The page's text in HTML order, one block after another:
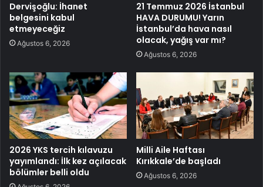
Dervişoğlu: İhanet
belgesini kabul
etmeyeceğiz
Ağustos 6, 2026
21 Temmuz 2026 İstanbul
HAVA DURUMU! Yarın
İstanbul’da hava nasıl
olacak, yağış var mı?
Ağustos 6, 2026
2026 YKS tercih kılavuzu
yayımlandı: İlk kez açılacak
bölümler belli oldu
Milli Aile Haftası
Kırıkkale’de başladı
Ağustos 6, 2026